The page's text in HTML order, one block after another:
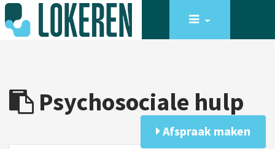
Psychosociale hulp
Afspraak maken